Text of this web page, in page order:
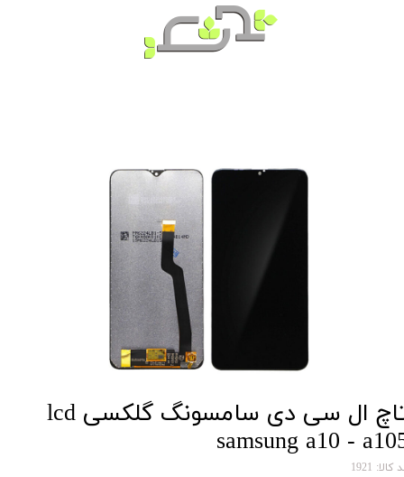
تاچ ال سی دی سامسونگ گلکسی lcd
samsung a10 -
کالا: 1921